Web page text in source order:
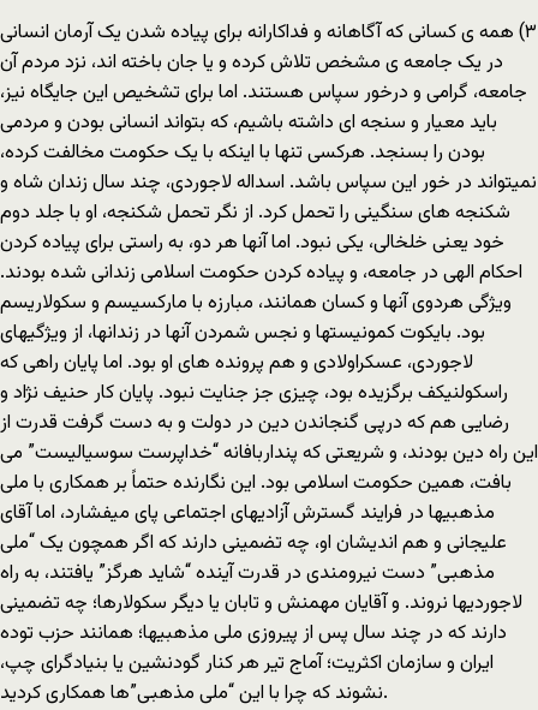
٣) همه ی کسانی که آگاهانه و فداکارانه برای پیاده شدن یک آرمان انسانی
در یک جامعه ی مشخص تلاش کرده و یا جان باخته اند، نزد مردم آن
جامعه، گرامی و درخور سپاس هستند. اما برای تشخیص این جایگاه نیز،
باید معیار و سنجه ای داشته باشیم، که بتواند انسانی بودن و مردمی
بودن را بسنجد. هرکسی تنها با اینکه با یک حکومت مخالفت کرده،
نمیتواند در خور این سپاس باشد. اسداله لاجوردی، چند سال زندان شاه و
شکنجه های سنگینی را تحمل کرد. از نگر تحمل شکنجه، او با جلد دوم
خود یعنی خلخالی، یکی نبود. اما آنها هر دو، به راستی برای پیاده کردن
احکام الهی در جامعه، و پیاده کردن حکومت اسلامی زندانی شده بودند.
ویژگی هردوی آنها و کسان همانند، مبارزه با مارکسیسم و سکولاریسم
بود. بایکوت کمونیستها و نجس شمردن آنها در زندانها، از ویژگیهای
لاجوردی، عسکراولادی و هم پرونده های او بود. اما پایان راهی که
راسکولنیکف برگزیده بود، چیزی جز جنایت نبود. پایان کار حنیف نژاد و
رضایی هم که درپی گنجاندن دین در دولت و به دست گرفت قدرت از
این راه دین بودند، و شریعتی که پنداربافانه “خداپرست سوسیالیست” می
بافت، همین حکومت اسلامی بود. این نگارنده حتماً بر همکاری با ملی
مذهبیها در فرایند گسترش آزادیهای اجتماعی پای میفشارد، اما آقای
علیجانی و هم اندیشان او، چه تضمینی دارند که اگر همچون یک “ملی
مذهبی” دست نیرومندی در قدرت آینده “شاید هرگز” یافتند، به راه
لاجوردیها نروند. و آقایان مهمنش و تابان یا دیگر سکولارها؛ چه تضمینی
دارند که در چند سال پس از پیروزی ملی مذهبیها؛ همانند حزب توده
ایران و سازمان اکثریت؛ آماج تیر هر کنار گودنشین یا بنیادگرای چپ،
نشوند که چرا با این “ملی مذهبی”ها همکاری کردید.